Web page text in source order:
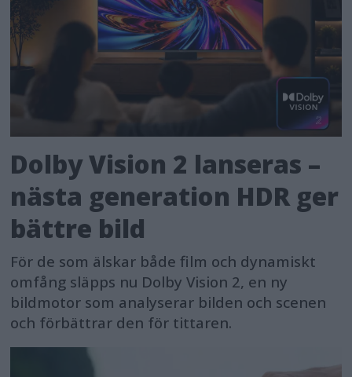
Dolby Vision 2 lanseras –
nästa generation HDR ger
bättre bild
För de som älskar både film och dynamiskt
omfång släpps nu Dolby Vision 2, en ny
bildmotor som analyserar bilden och scenen
och förbättrar den för tittaren.